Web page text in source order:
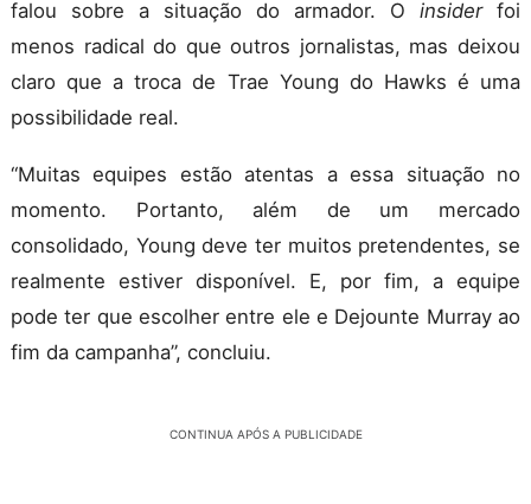
falou sobre a situação do armador. O insiderfoi
menos radical do que outros jornalistas, mas deixou
claro que a troca de Trae Young do Hawks é uma
possibilidade real.
“Muitas equipes estão atentas a essa situação no
momento. Portanto, além de um mercado
consolidado, Young deve ter muitos pretendentes, se
realmente estiver disponível. E, por fim, a equipe
pode ter que escolher entre ele e Dejounte Murray ao
fim da campanha”, concluiu.
CONTINUA APÓS A PUBLICIDADE